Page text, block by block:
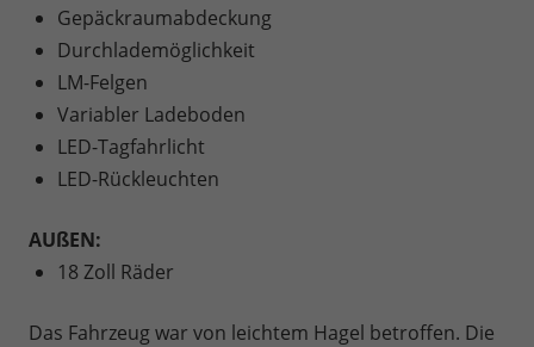
Gepäckraumabdeckung
Durchlademöglichkeit
LM-Felgen
Variabler Ladeboden
LED-Tagfahrlicht
LED-Rückleuchten
AUßEN:
18 Zoll Räder
Das Fahrzeug war von leichtem Hagel betroffen. Die